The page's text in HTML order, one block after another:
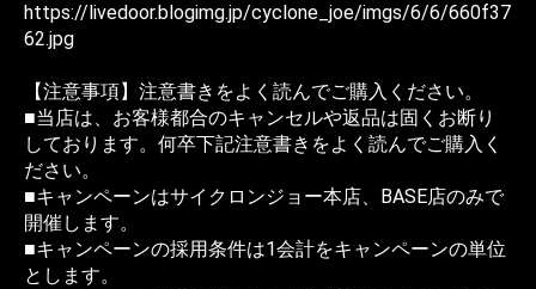
https://livedoor.blogimg.jp/cyclone_joe/imgs/6/6/660f37
62.jpg
【注意事項】注意書きをよく読んでご購入ください。
■当店は、お客様都合のキャンセルや返品は固くお断り
しております。何卒下記注意書きをよく読んでご購入く
ださい。
■キャンペーンはサイクロンジョー本店、BASE店のみで
開催します。
■キャンペーンの採用条件は1会計をキャンペーンの単位
とします。